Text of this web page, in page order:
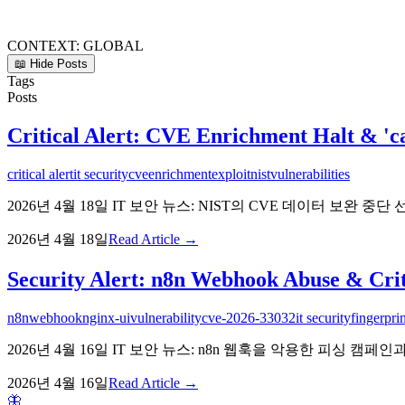
CONTEXT: GLOBAL
📖 Hide Posts
Tags
Posts
Critical Alert: CVE Enrichment Halt &
critical alertit securitycveenrichmentexploitnistvulnerabilities
2026년 4월 18일 IT 보안 뉴스: NIST의 CVE 데이터 보완 중단
2026년 4월 18일Read Article →
Security Alert: n8n Webhook Abuse &
n8nwebhooknginx-uivulnerabilitycve-2026-33032it security
2026년 4월 16일 IT 보안 뉴스: n8n 웹훅을 악용한 피싱 캠페
2026년 4월 16일Read Article →
🦋